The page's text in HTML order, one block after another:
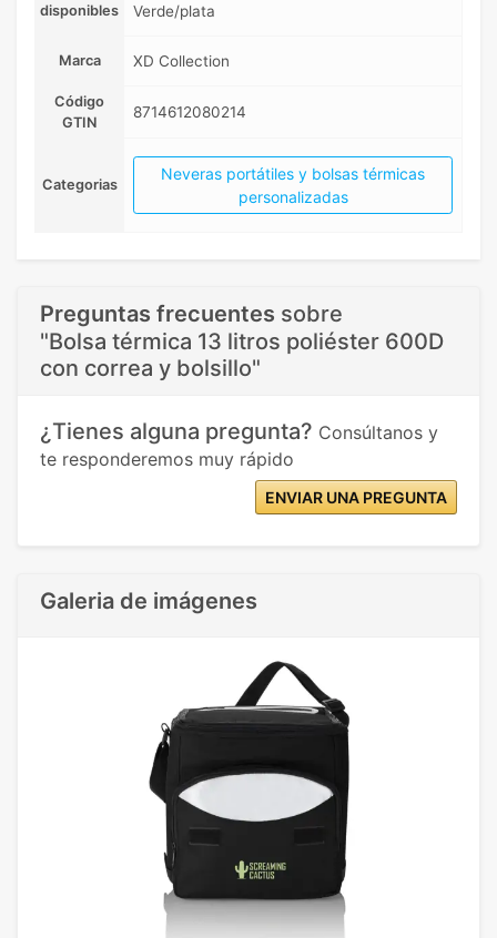
disponibles
Verde/plata
Marca XD Collection
Código
GTIN
8714612080214
Categorias
Neveras portátiles y bolsas térmicas
personalizadas
Preguntas frecuentes sobre
"Bolsa térmica 13 litros poliéster 600D
con correa y bolsillo"
¿Tienes alguna pregunta? Consúltanos y
te responderemos muy rápido
ENVIAR UNA PREGUNTA
Galeria de imágenes